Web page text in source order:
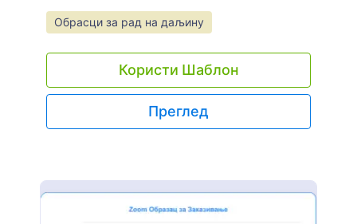
пошаљу захтев за креирање. Овај образац
садржи личне информације, корисничко име
аватара. На крају, образац можеш да уградиш
у свој сајт или да га користиш независно,
делећи директан URL.
Go to Category:
Обрасци за рад на даљину
Користи Шаблон
Преглед